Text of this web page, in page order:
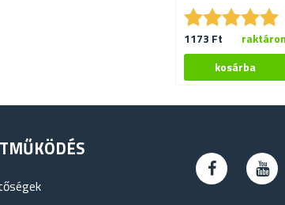
★★★★★
★★★★★
1173 Ft raktáron